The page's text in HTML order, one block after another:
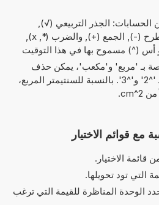
الحسابات: الجذر التربيعي (√),
الأقواس, pi (π), والطرح (-), الجمع (+), والضرب (*, x),
(^) مسموح بها في هذا التوقيت
بـ 'مربع' و'مكعب'، يمكن حذف
الحرف '^' بالنسبة لـ '^2' و'^3'. بالنسبة للسنتيمتر المربع،
مع قوائم الاختيار
قائمة الاختيار.
التي تود تحويلها.
الوحدة المناظرة للقيمة التي ترغب